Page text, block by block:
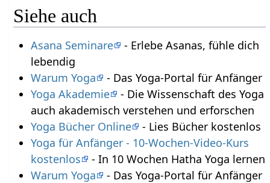
Siehe auch
Asana Seminare
- Erlebe Asanas, fühle dich
lebendig
Warum Yoga
- Das Yoga-Portal für Anfänger
Yoga Akademie
- Die Wissenschaft des Yoga
auch akademisch verstehen und erforschen
Yoga Bücher Online
- Lies Bücher kostenlos
Yoga für Anfänger - 10-Wochen-Video-Kurs
kostenlos
- In 10 Wochen Hatha Yoga lernen
Warum Yoga
- Das Yoga-Portal für Anfänger